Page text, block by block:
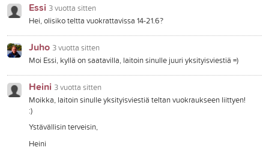
Essi 3 vuotta sitten
Hei, olisiko teltta vuokrattavissa 14-21.6?
Juho 3 vuotta sitten
Moi Essi, kyllä on saatavilla, laitoin sinulle juuri yksityisviestiä =)
Heini 3 vuotta sitten
Moikka, laitoin sinulle yksityisviestiä teltan vuokraukseen liittyen!
:)
Ystävällisin terveisin,
Heini